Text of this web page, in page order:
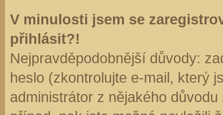
V minulosti jsem se
přihlásit?!
Nejpravděpodobnější důvody:
heslo (zkontrolujte e-mail, který
administrátor z nějakého